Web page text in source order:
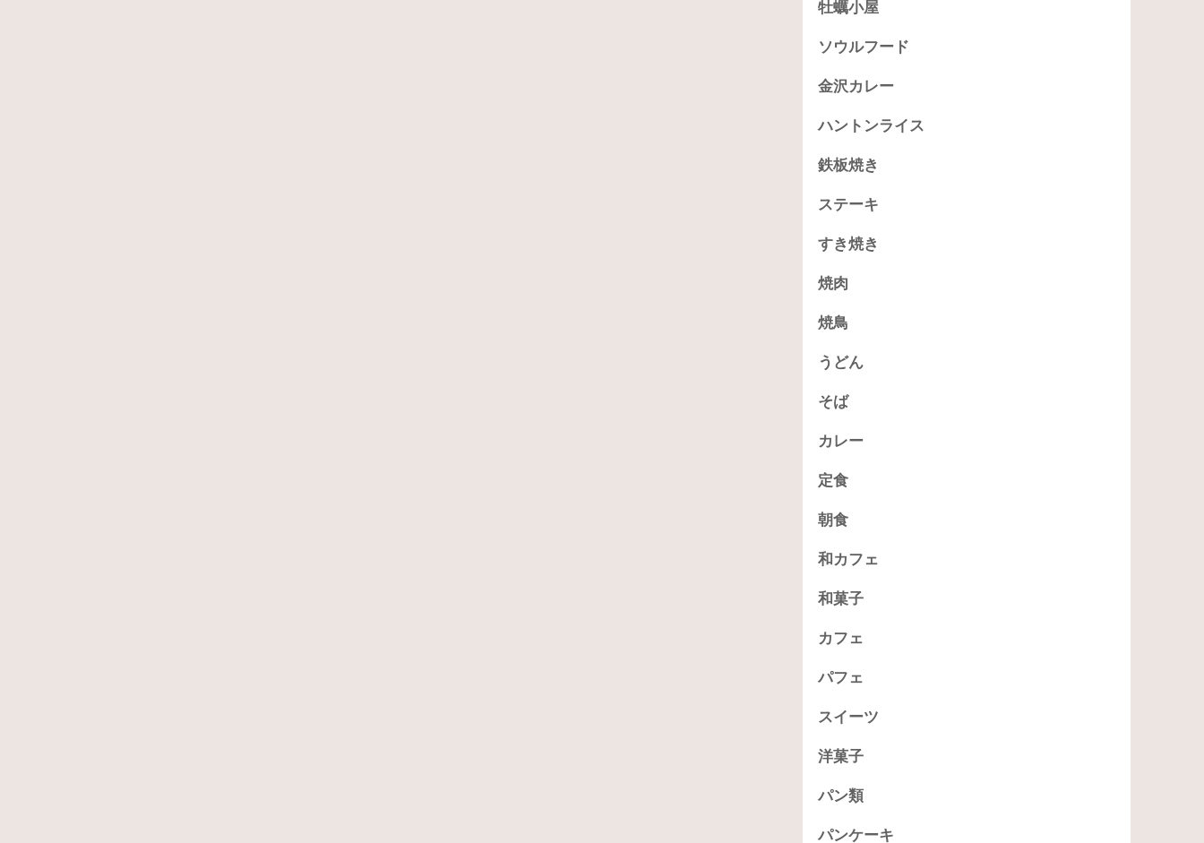
牡蠣小屋
ソウルフード
金沢カレー
ハントンライス
鉄板焼き
ステーキ
すき焼き
焼肉
焼鳥
うどん
そば
カレー
定食
朝食
和カフェ
和菓子
カフェ
パフェ
スイーツ
洋菓子
パン類
パンケーキ